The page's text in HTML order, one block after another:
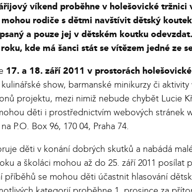
víkend proběhne v holešovické
rodiče s dětmi navštívit dětský
a pouze jej v dětském koutku
kde má šanci stát se vítězem jedné ze
17. a 18. září 2011 v prostorách
show, barmanské minikurzy či
projektu, mezi nimiž nebude chybět Lucie
děti i prostřednictvím webových stránek
P.O. Box 96, 170 04, Praha 74.
děti v konání dobrých skutků a nabádá
a školáci mohou až do 25. září 2011
příběhů se mohou děti účastnit hlasování